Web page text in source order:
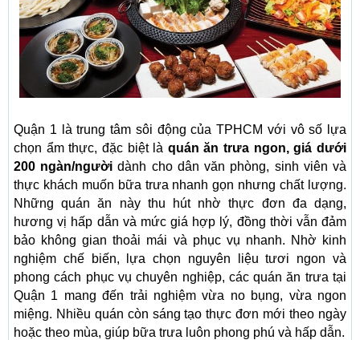
Quận 1 là trung tâm sôi động của TPHCM với vô số lựa
chọn ẩm thực, đặc biệt là quán ăn trưa ngon, giá dưới
200 ngàn/người dành cho dân văn phòng, sinh viên và
thực khách muốn bữa trưa nhanh gọn nhưng chất lượng.
Những quán ăn này thu hút nhờ thực đơn đa dạng,
hương vị hấp dẫn và mức giá hợp lý, đồng thời vẫn đảm
bảo không gian thoải mái và phục vụ nhanh. Nhờ kinh
nghiệm chế biến, lựa chọn nguyên liệu tươi ngon và
phong cách phục vụ chuyên nghiệp, các quán ăn trưa tại
Quận 1 mang đến trải nghiệm vừa no bụng, vừa ngon
miệng. Nhiều quán còn sáng tạo thực đơn mới theo ngày
hoặc theo mùa, giúp bữa trưa luôn phong phú và hấp dẫn.